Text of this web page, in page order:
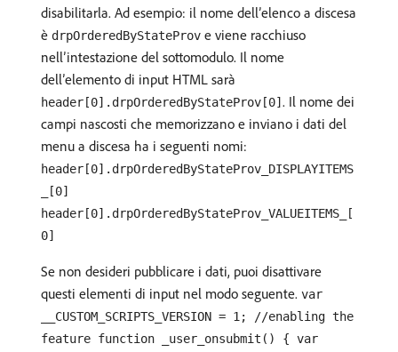
disabilitarla. Ad esempio: il nome dell’elenco a discesa
è drpOrderedByStateProv e viene racchiuso
nell’intestazione del sottomodulo. Il nome
dell’elemento di input HTML sarà
header[0].drpOrderedByStateProv[0] . Il nome dei
campi nascosti che memorizzano e inviano i dati del
menu a discesa ha i seguenti nomi:
header[0].drpOrderedByStateProv_DISPLAYITEMS
_[0]
header[0].drpOrderedByStateProv_VALUEITEMS_[
0]
Se non desideri pubblicare i dati, puoi disattivare
questi elementi di input nel modo seguente. var
__CUSTOM_SCRIPTS_VERSION = 1; //enabling the
feature function _user_onsubmit() { var